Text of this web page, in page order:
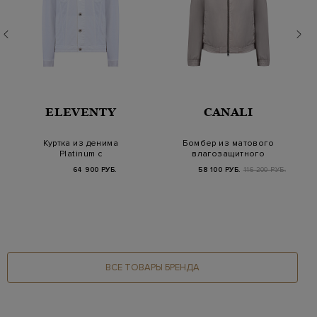
ELEVENTY
Куртка из денима
Platinum с
регулируемым
нижним краем
64 900 РУБ.
CANALI
Бомбер из матового
влагозащитного
нейлона с кожаной
де…
58 100 РУБ. 116 200 РУБ.
ВСЕ ТОВАРЫ БРЕНДА